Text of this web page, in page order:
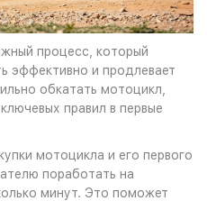
процесс, который
эффективно и продлевает
обкатать мотоцикл,
правил в первые
мотоцикла и его первого
поработать на
минут. Это поможет